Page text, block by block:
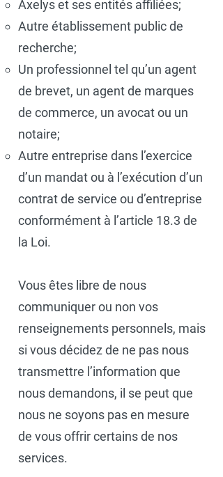
Axelys et ses entités affiliées;
Autre établissement public de
recherche;
Un professionnel tel qu’un agent
de brevet, un agent de marques
de commerce, un avocat ou un
notaire;
Autre entreprise dans l’exercice
d’un mandat ou à l’exécution d’un
contrat de service ou d’entreprise
conformément à l’article 18.3 de
la Loi.
Vous êtes libre de nous
communiquer ou non vos
renseignements personnels, mais
si vous décidez de ne pas nous
transmettre l’information que
nous demandons, il se peut que
nous ne soyons pas en mesure
de vous offrir certains de nos
services.